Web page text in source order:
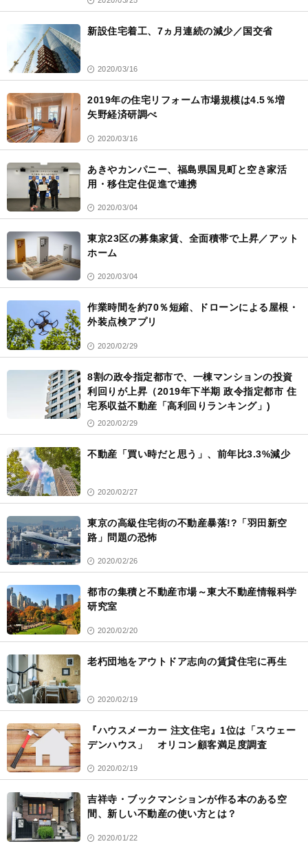
新設住宅着工、7ヵ月連続の減少／国交省
2020/03/16
2019年の住宅リフォーム市場規模は4.5％増
矢野経済研調べ
2020/03/16
あきやカンパニー、福島県国見町と空き家活
用・移住定住促進で連携
2020/03/04
東京23区の募集家賃、全面積帯で上昇／アット
ホーム
2020/03/04
作業時間を約70％短縮、ドローンによる屋根・
外装点検アプリ
2020/02/29
8割の政令指定都市で、一棟マンションの投資
利回りが上昇（2019年下半期 政令指定都市 住
宅系収益不動産「高利回りランキング」)
2020/02/29
不動産「買い時だと思う」、前年比3.3%減少
2020/02/27
東京の高級住宅街の不動産暴落!?「羽田新空
路」問題の恐怖
2020/02/26
都市の集積と不動産市場～東大不動産情報科学
研究室
2020/02/20
老朽団地をアウトドア志向の賃貸住宅に再生
2020/02/19
『ハウスメーカー 注文住宅』1位は「スウェー
デンハウス」 オリコン顧客満足度調査
2020/02/19
吉祥寺・ブックマンションが作る本のある空
間、新しい不動産の使い方とは？
2020/01/22